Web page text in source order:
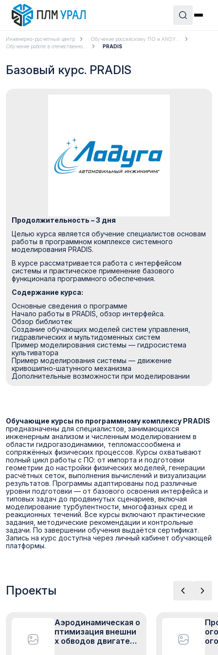
Инженерно-расчетный центр
Обучение российскому ПО и ANSY...
Обучение работе в отечественно...
PRADIS
Базовый курс. PRADIS
Продолжительность – 3 дня
Целью курса является обучение специалистов основам
работы в программном комплексе системного
моделирования PRADIS.
В курсе рассматривается работа с интерфейсом
системы и практическое применение базового
функционала программного обеспечения.
Содержание курса:
Основные сведения о программе
Начало работы в PRADIS, обзор интерфейса.
Обзор библиотек
Создание обучающих моделей систем управления,
гидравлических и мультидоменных систем
Пример моделирования системы — гидросистема
культиватора
Пример моделирования системы — движение
кривошипно-шатунного механизма
Дополнительные возможности при моделировании
Обучающие курсы по программному комплексу PRADIS
предназначены для специалистов, занимающихся
инженерным анализом и численным моделированием в
области гидрогазодинамики, тепломассообмена и
сопряжённых физических процессов. Курсы охватывают
полный цикл работы с ПО: от импорта и подготовки
геометрии до настройки физических моделей, генерации
расчётных сеток, выполнения вычислений и визуализации
результатов. Программы адаптированы под различные
уровни подготовки — от базового освоения интерфейса и
типовых задач до продвинутых сценариев, включая
моделирование турбулентности, многофазных сред и
реакционных течений. Все курсы включают практические
задания, методические рекомендации и контрольные
задачи. По завершении обучения выдаётся сертификат.
Запись на курс доступна через личный кабинет обучающей
платформы.
Проекты
Аэродинамическая о
птимизация внешни
х обводов двигатель